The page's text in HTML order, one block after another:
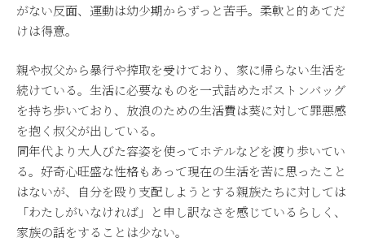
がない反面、運動は幼少期からずっと苦手。柔軟と的あてだ
けは得意。
親や叔父から暴行や搾取を受けており、家に帰らない生活を
続けている。生活に必要なものを一式詰めたボストンバッグ
を持ち歩いており、放浪のための生活費は葵に対して罪悪感
を抱く叔父が出している。
同年代より大人びた容姿を使ってホテルなどを渡り歩いてい
る。好奇心旺盛な性格もあって現在の生活を苦に思ったこと
はないが、自分を殴り支配しようとする親族たちに対しては
「わたしがいなければ」と申し訳なさを感じているらしく、
家族の話をすることは少ない。